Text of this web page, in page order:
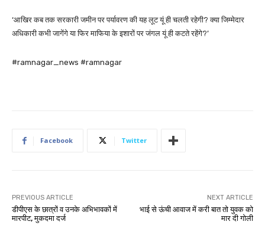
‘आखिर कब तक सरकारी जमीन पर पर्यावरण की यह लूट यूं ही चलती रहेगी? क्या जिम्मेदार
अधिकारी कभी जागेंगे या फिर माफिया के इशारों पर जंगल यूं ही कटते रहेंगे?’
#ramnagar_news #ramnagar
Facebook Twitter
PREVIOUS ARTICLE
डीपीएस के छात्रों व उनके अभिभावकों में
मारपीट, मुकदमा दर्ज
NEXT ARTICLE
भाई से ऊंची आवाज में करी बात तो युवक को
मार दी गोली